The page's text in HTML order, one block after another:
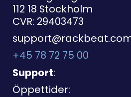
112 18 Stockholm
CVR: 29403473
+45 78 72 75 00
Support:
Öppettider: